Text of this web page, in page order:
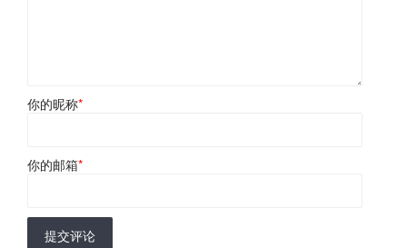
你的昵称*
你的邮箱*
提交评论